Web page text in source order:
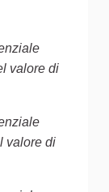
valore di
valore di